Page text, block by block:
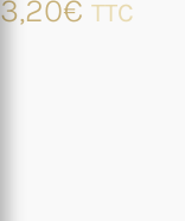
€ TTC